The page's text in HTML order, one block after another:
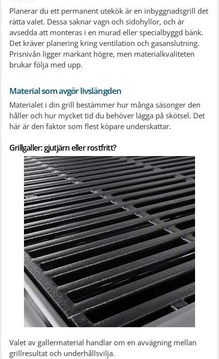
Planerar du ett permanent utekök är en inbyggnadsgrill det
rätta valet. Dessa saknar vagn och sidohyllor, och är
avsedda att monteras i en murad eller specialbyggd bänk.
Det kräver planering kring ventilation och gasanslutning.
Prisnivån ligger markant högre, men materialkvaliteten
brukar följa med upp.
Material som avgör livslängden
Materialet i din grill bestämmer hur många säsonger den
håller och hur mycket tid du behöver lägga på skötsel. Det
här är den faktor som flest köpare underskattar.
Grillgaller: gjutjärn eller rostfritt?
Valet av gallermaterial handlar om en avvägning mellan
grillresultat och underhållsvilja.